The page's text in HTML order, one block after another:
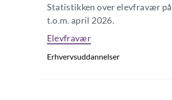
Statistikken over elevfravær
t.o.m. april 2026.
Elevfravær
Erhvervsuddannelser